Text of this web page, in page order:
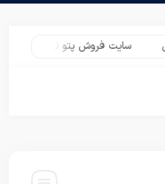
فروش پتو نرمینه کودک